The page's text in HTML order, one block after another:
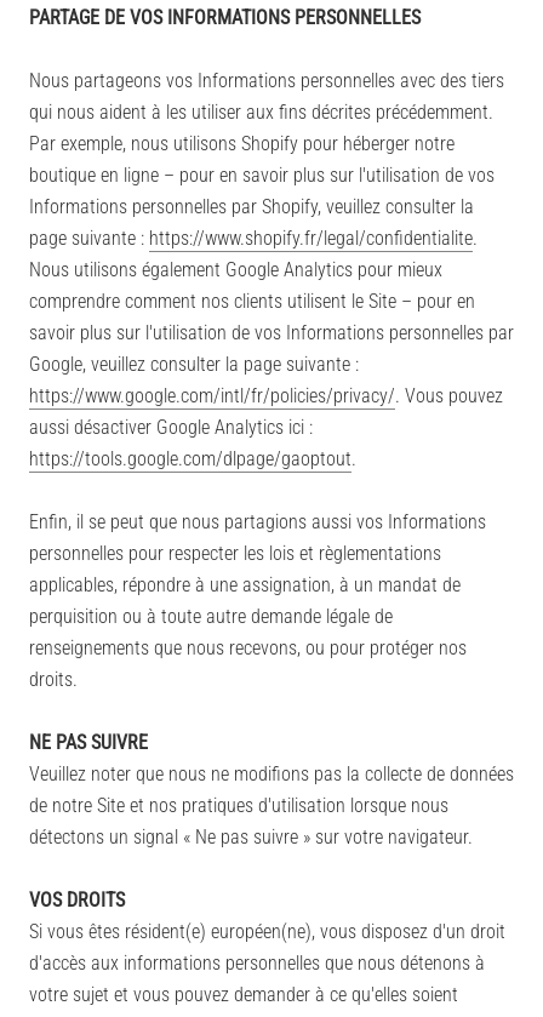
PARTAGE DE VOS INFORMATIONS PERSONNELLES
Nous partageons vos Informations personnelles avec des tiers
qui nous aident à les utiliser aux fins décrites précédemment.
Par exemple, nous utilisons Shopify pour héberger notre
boutique en ligne – pour en savoir plus sur l'utilisation de vos
Informations personnelles par Shopify, veuillez consulter la
page suivante : https://www.shopify.fr/legal/confidentialite.
Nous utilisons également Google Analytics pour mieux
comprendre comment nos clients utilisent le Site – pour en
savoir plus sur l'utilisation de vos Informations personnelles par
Google, veuillez consulter la page suivante :
https://www.google.com/intl/fr/policies/privacy/. Vous pouvez
aussi désactiver Google Analytics ici :
https://tools.google.com/dlpage/gaoptout.
Enfin, il se peut que nous partagions aussi vos Informations
personnelles pour respecter les lois et règlementations
applicables, répondre à une assignation, à un mandat de
perquisition ou à toute autre demande légale de
renseignements que nous recevons, ou pour protéger nos
droits.
NE PAS SUIVRE
Veuillez noter que nous ne modifions pas la collecte de données
de notre Site et nos pratiques d'utilisation lorsque nous
détectons un signal « Ne pas suivre » sur votre navigateur.
VOS DROITS
Si vous êtes résident(e) européen(ne), vous disposez d'un droit
d'accès aux informations personnelles que nous détenons à
votre sujet et vous pouvez demander à ce qu'elles soient